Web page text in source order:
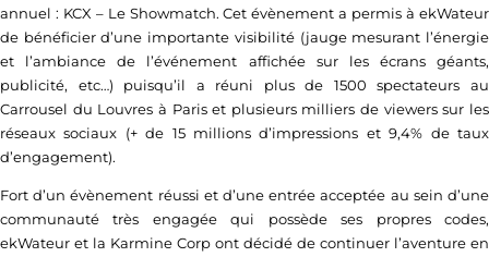
annuel : KCX – Le Showmatch. Cet évènement a permis à ekWateur
de bénéficier d’une importante visibilité (jauge mesurant l’énergie
et l’ambiance de l’événement affichée sur les écrans géants,
publicité, etc…) puisqu’il a réuni plus de 1500 spectateurs au
Carrousel du Louvres à Paris et plusieurs milliers de viewers sur les
réseaux sociaux (+ de 15 millions d’impressions et 9,4% de taux
d’engagement).
Fort d’un évènement réussi et d’une entrée acceptée au sein d’une
communauté très engagée qui possède ses propres codes,
ekWateur et la Karmine Corp ont décidé de continuer l’aventure en